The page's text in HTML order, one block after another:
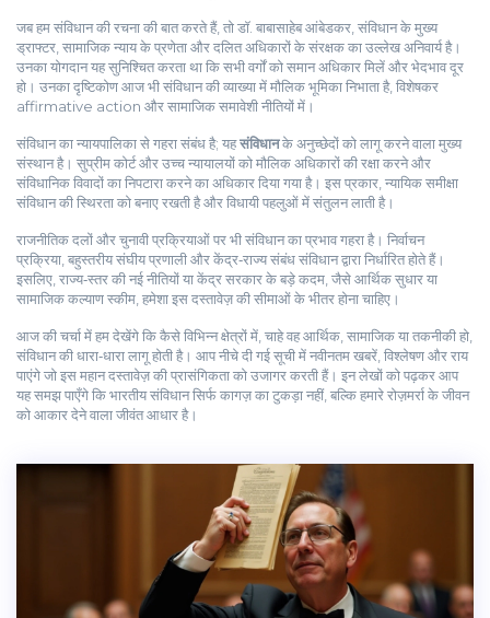
जब हम संविधान की रचना की बात करते हैं, तोडॉ. बाबासाहेब आंबेडकर संविधान के मुख्य
ड्राफ्टर, सामाजिक न्याय के प्रणेता और दलित अधिकारों के संरक्षकका उल्लेख अनिवार्य है।
उनका योगदान यह सुनिश्चित करता था कि सभी वर्गों को समान अधिकार मिलें और भेदभाव दूर
हो। उनका दृष्टिकोण आज भी संविधान की व्याख्या में मौलिक भूमिका निभाता है, विशेषकर
affirmative action और सामाजिक समावेशी नीतियों में।
संविधान का न्यायपालिका से गहरा संबंध है; यहसंविधानके अनुच्छेदों को लागू करने वाला मुख्य
संस्थान है। सुप्रीम कोर्ट और उच्च न्यायालयों को मौलिक अधिकारों की रक्षा करने और
संविधानिक विवादों का निपटारा करने का अधिकार दिया गया है। इस प्रकार, न्यायिक समीक्षा
संविधान की स्थिरता को बनाए रखती है और विधायी पहलुओं में संतुलन लाती है।
राजनीतिक दलों और चुनावी प्रक्रियाओं पर भी संविधान का प्रभाव गहरा है। निर्वाचन
प्रक्रिया, बहुस्तरीय संघीय प्रणाली और केंद्र‑राज्य संबंध संविधान द्वारा निर्धारित होते हैं।
इसलिए, राज्य‑स्तर की नई नीतियों या केंद्र सरकार के बड़े कदम, जैसे आर्थिक सुधार या
सामाजिक कल्याण स्कीम, हमेशा इस दस्तावेज़ की सीमाओं के भीतर होना चाहिए।
आज की चर्चा में हम देखेंगे कि कैसे विभिन्न क्षेत्रों में, चाहे वह आर्थिक, सामाजिक या तकनीकी हो,
संविधान की धारा‑धारा लागू होती है। आप नीचे दी गई सूची में नवीनतम खबरें, विश्लेषण और राय
पाएंगे जो इस महान दस्तावेज़ की प्रासंगिकता को उजागर करती हैं। इन लेखों को पढ़कर आप
यह समझ पाएँगे कि भारतीय संविधान सिर्फ कागज़ का टुकड़ा नहीं, बल्कि हमारे रोज़मर्रा के जीवन
को आकार देने वाला जीवंत आधार है।